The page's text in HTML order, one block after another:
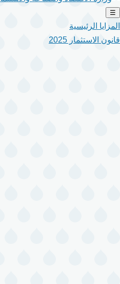
☰
المزايا الرئيسية
قانون الاستثمار 2025